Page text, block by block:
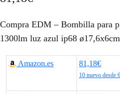
Compra EDM – Bombilla para
1300lm luz azul ip68
Amazon.es 81,18€
10 nuevo desde